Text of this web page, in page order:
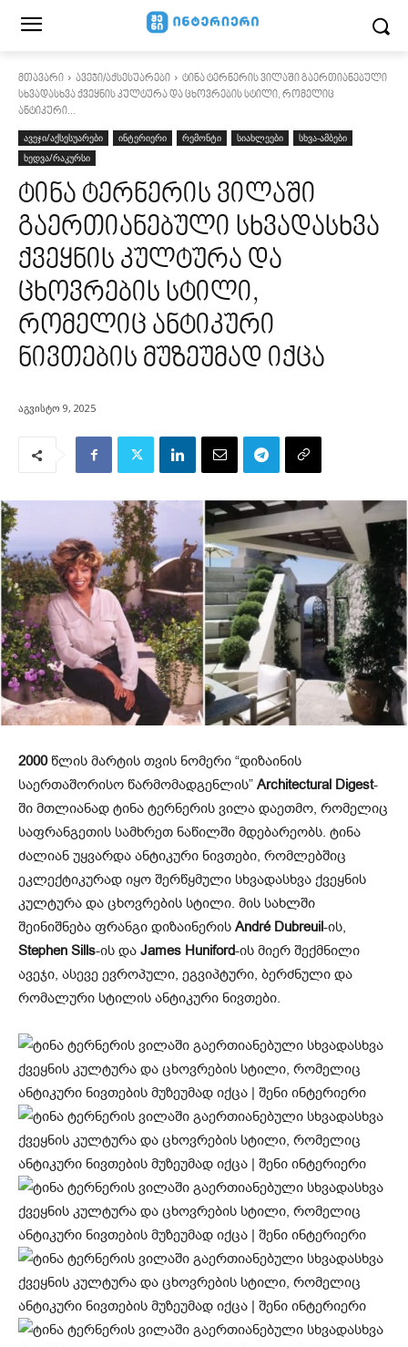
მთავარი ავეჯი/აქსესუარები
ტინა ტერნერის ვილაში გაერთიანებული
სხვადასხვა ქვეყნის კულტურა და ცხოვრების სტილი, რომელიც
ანტიკური...
ავეჯი/აქსესუარები ინტერიერი რემონტი სიახლეები
სხვა-ამბები
ხედვა/რაკურსი
ტინა ტერნერის ვილაში
გაერთიანებული სხვადასხვა
ქვეყნის კულტურა და
ცხოვრების სტილი,
რომელიც ანტიკური
ნივთების მუზეუმად იქცა
აგვისტო 9, 2025
2000წლის მარტის თვის ნომერი “დიზაინის
საერთაშორისო წარმომადგენლის” Architectural Digest-
ში მთლიანად ტინა ტერნერის ვილა დაეთმო, რომელიც
საფრანგეთის სამხრეთ ნაწილში მდებარეობს. ტინა
ძალიან უყვარდა ანტიკური ნივთები, რომლებშიც
ეკლექტიკურად იყო შერწყმული სხვადასხვა ქვეყნის
კულტურა და ცხოვრების სტილი. მის სახლში
შეინიშნება ფრანგი დიზაინერის André Dubreuil-ის,
Stephen Sills-ის და James Huniford-ის მიერ შექმნილი
ავეჯი, ასევე ევროპული, ეგვიპტური, ბერძნული და
რომალური სტილის ანტიკური ნივთები.